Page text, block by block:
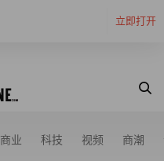
立即打开
商业 科技 视频 商潮